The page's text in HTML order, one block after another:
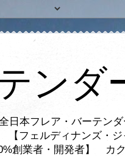
ンダ
日本フレア・バーテン
【フェルディナンズ・
創業者・開発者】 カ